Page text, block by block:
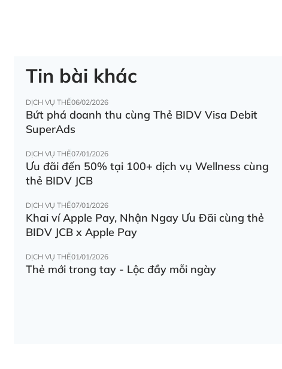
Tin bài khác
DỊCH VỤ THẺ06/02/2026
Bứt phá doanh thu cùng Thẻ BIDV Visa Debit
SuperAds
DỊCH VỤ THẺ07/01/2026
Ưu đãi đến 50% tại 100+ dịch vụ Wellness cùng
thẻ BIDV JCB
DỊCH VỤ THẺ07/01/2026
Khai ví Apple Pay, Nhận Ngay Ưu Đãi cùng thẻ
BIDV JCB x Apple Pay
DỊCH VỤ THẺ01/01/2026
Thẻ mới trong tay - Lộc đầy mỗi ngày